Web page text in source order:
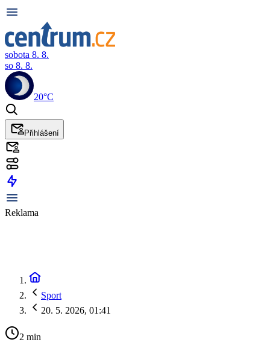
sobota 8. 8.
so 8. 8.
20°C
Přihlášení
Reklama
Sport
20. 5. 2026, 01:41
2 min